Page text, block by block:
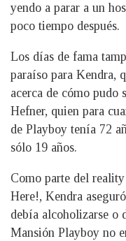
yendo a parar a un
poco tiempo después.
Los días de fama
paraíso para Kendra,
acerca de cómo pudo
Hefner, quien para
de Playboy tenía 72
sólo 19 años.
Como parte del
Here!, Kendra
debía alcoholizarse o
Mansión Playboy no